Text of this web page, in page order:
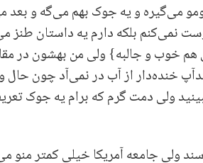
می‌گیره و یه جوک بهم می‌گه و بعد
نمی‌کنم بلکه دارم یه داستان طنز
خوب و جالبه} ولی من بهشون در
خنده‌دار از آب در نمی‌آد چون
ولی دمت گرم که برام یه جوک
ولی جامعه آمریکا خیلی کمتر منو